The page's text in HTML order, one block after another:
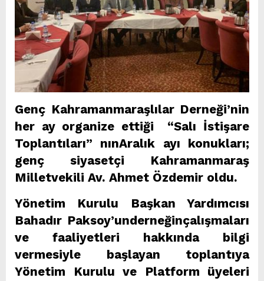
Genç Kahramanmaraşlılar Derneği’nin
her ay organize ettiği “Salı İstişare
Toplantıları” nınAralık ayı konukları;
genç siyasetçi Kahramanmaraş
Milletvekili Av. Ahmet Özdemir oldu.
Yönetim Kurulu Başkan Yardımcısı
Bahadır Paksoy’underneğinçalışmaları
ve faaliyetleri hakkında bilgi
vermesiyle başlayan toplantıya
Yönetim Kurulu ve Platform üyeleri